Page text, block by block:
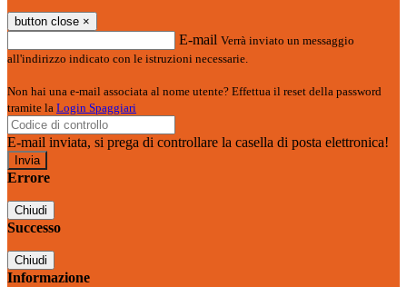
button close ×
E-mail Verrà inviato un messaggio
all'indirizzo indicato con le istruzioni necessarie.
Non hai una e-mail associata al nome utente? Effettua il reset della password
tramite la Login Spaggiari
E-mail inviata, si prega di controllare la casella di posta elettronica!
Errore
Chiudi
Successo
Chiudi
Informazione